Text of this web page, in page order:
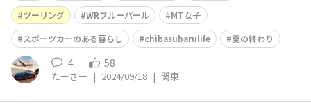
ツーリング
WRブルーパール
MT女子
スポーツカーのある暮らし
chibasubarulife 夏の終わり
4 58
たーさー | 2024/09/18 | 関東